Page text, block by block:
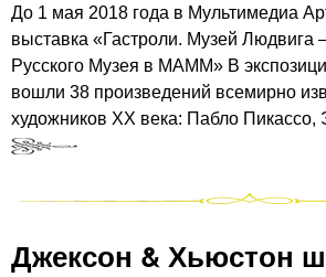
До 1 мая 2018 года в Мультимедиа
выставка «Гастроли. Музей Людвига
Русского Музея в МАММ» В
вошли 38 произведений всемирно
художников ХХ века: Пабло Пикассо,
Джексон & Хьюстон